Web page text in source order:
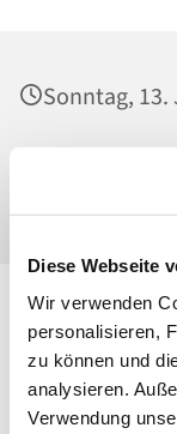
Diese Webseite
Wir verwenden
personalisieren,
zu können und
analysieren.
Verwendung
Sonntag, 13.
Mater